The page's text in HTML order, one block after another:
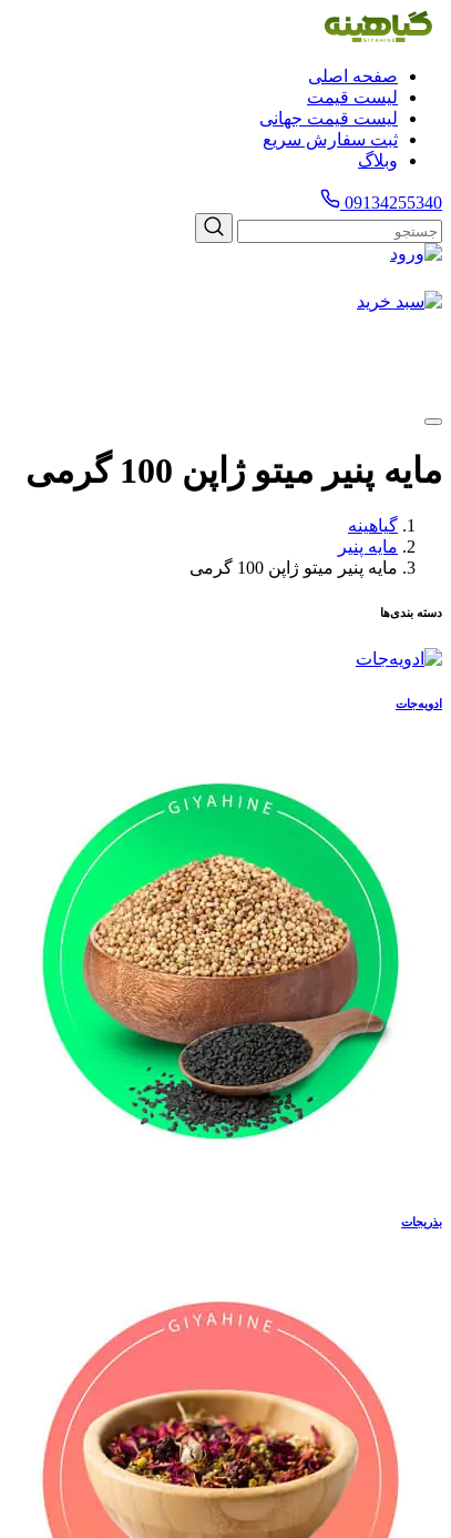
صفحه اصلی
لیست قیمت
لیست قیمت جهانی
ثبت سفارش سریع
وبلاگ
09134255340
مایه پنیر میتو ژاپن 100 گرمی
گیاهینه
مایه پنیر
مایه پنیر میتو ژاپن 100 گرمی
دسته بندی‌ها
ادویه‌جات
بذریجات